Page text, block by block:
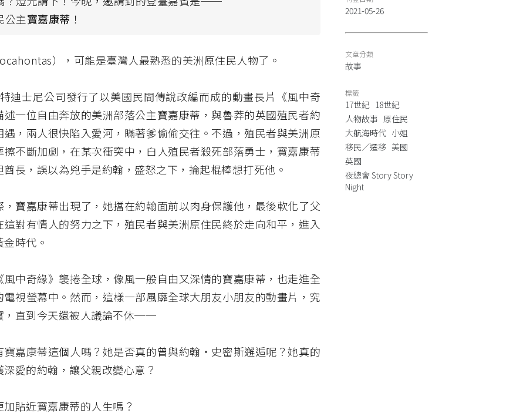
公主寶嘉康蒂 ！
），可能是臺灣人最熟悉的美洲原住民人物了。
迪士尼公司發行了以美國民間傳說改編而成的動畫長片《風中奇
述一位自由奔放的美洲部落公主寶嘉康蒂，與魯莽的英國殖民者約
遇，兩人很快陷入愛河，瞞著爹偷偷交往。不過，殖民者與美洲原
擦不斷加劇，在某次衝突中，白人殖民者殺死部落勇士，寶嘉康蒂
長，誤以為兇手是約翰，盛怒之下，掄起棍棒想打死他。
，寶嘉康蒂出現了，她擋在約翰面前以肉身保護他，最後軟化了父
這對有情人的努力之下，殖民者與美洲原住民終於走向和平，進入
時代。
風中奇緣》襲捲全球，像風一般自由又深情的寶嘉康蒂，也走進全
電視螢幕中。然而，這樣一部風靡全球大朋友小朋友的動畫片，究
，直到今天還被人議論不休──
寶嘉康蒂這個人嗎？她是否真的曾與約翰・史密斯邂逅呢？她真的
愛的約翰，讓父親改變心意？
貼近寶嘉康蒂的人生嗎？
2021-05-26
文章分類
故事
標籤
17世紀 18世紀
人物故事 原住民
大航海時代 小姐
移民／遷移 美國
英國
夜總會 Story Story
Night